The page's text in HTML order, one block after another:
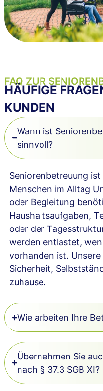
FAQ ZUR
HÄUFIGE
KUNDEN
Wann ist
sinnvoll?
Seniorenbetreuung
Menschen im Alltag
oder Begleitung
Haushaltsaufgaben,
oder der
werden entlastet,
vorhanden ist.
Sicherheit,
zuhause.
Wie arbeiten Ihre
Übernehmen Sie
nach § 37.3 SGB XI?